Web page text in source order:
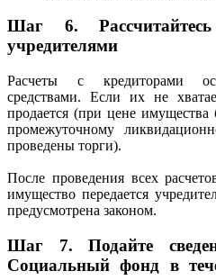
Шаг 6.
учредителями
Расчеты с кредиторами
средствами. Если их не
продается (при цене имущества
промежуточному
проведены торги).
После проведения всех
имущество передается
предусмотрена законом.
Шаг 7. Подайте
Социальный фонд в